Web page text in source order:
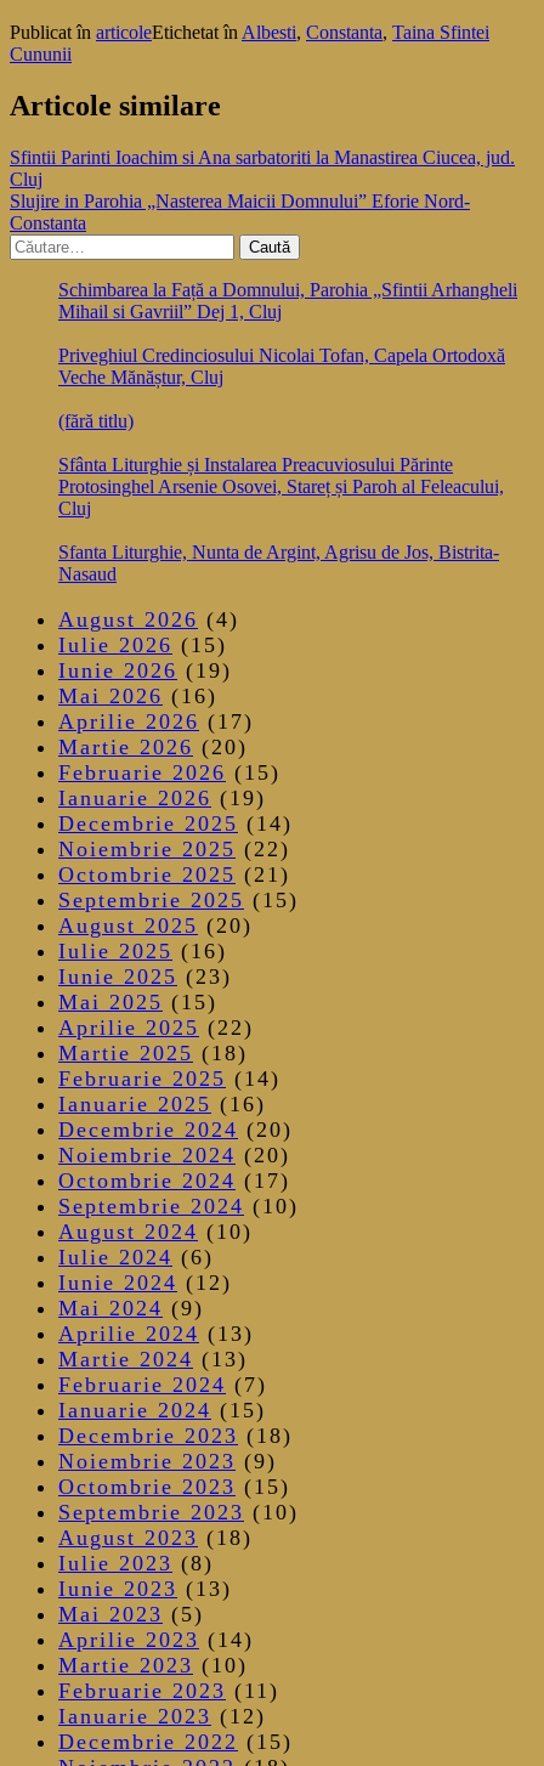
Publicat în articoleEtichetat în Albesti, Constanta, Taina Sfintei
Cununii
Articole similare
Navigare
în
articole
Sfintii Parinti Ioachim si Ana sarbatoriti la Manastirea Ciucea, jud.
Cluj
Slujire in Parohia „Nasterea Maicii Domnului” Eforie Nord-
Constanta
Caută
după:
Schimbarea la Față a Domnului, Parohia „Sfintii Arhangheli
Mihail si Gavriil” Dej 1, Cluj
Priveghiul Credinciosului Nicolai Tofan, Capela Ortodoxă
Veche Mănăștur, Cluj
(fără titlu)
Sfânta Liturghie și Instalarea Preacuviosului Părinte
Protosinghel Arsenie Osovei, Stareț și Paroh al Feleacului,
Cluj
Sfanta Liturghie, Nunta de Argint, Agrisu de Jos, Bistrita-
Nasaud
August 2026 (4)
Iulie 2026 (15)
Iunie 2026 (19)
Mai 2026 (16)
Aprilie 2026 (17)
Martie 2026 (20)
Februarie 2026 (15)
Ianuarie 2026 (19)
Decembrie 2025 (14)
Noiembrie 2025 (22)
Octombrie 2025 (21)
Septembrie 2025 (15)
August 2025 (20)
Iulie 2025 (16)
Iunie 2025 (23)
Mai 2025 (15)
Aprilie 2025 (22)
Martie 2025 (18)
Februarie 2025 (14)
Ianuarie 2025 (16)
Decembrie 2024 (20)
Noiembrie 2024 (20)
Octombrie 2024 (17)
Septembrie 2024 (10)
August 2024 (10)
Iulie 2024 (6)
Iunie 2024 (12)
Mai 2024 (9)
Aprilie 2024 (13)
Martie 2024 (13)
Februarie 2024 (7)
Ianuarie 2024 (15)
Decembrie 2023 (18)
Noiembrie 2023 (9)
Octombrie 2023 (15)
Septembrie 2023 (10)
August 2023 (18)
Iulie 2023 (8)
Iunie 2023 (13)
Mai 2023 (5)
Aprilie 2023 (14)
Martie 2023 (10)
Februarie 2023 (11)
Ianuarie 2023 (12)
Decembrie 2022 (15)